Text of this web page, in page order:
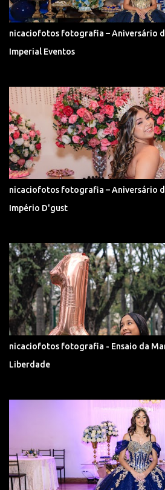
nicaciofotos fotografia – Aniversário
Imperial Eventos
nicaciofotos fotografia – Aniversário
Império D'gust
nicaciofotos fotografia - Ensaio da
Liberdade